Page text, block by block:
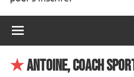
Coaching
★Antoine, Coach